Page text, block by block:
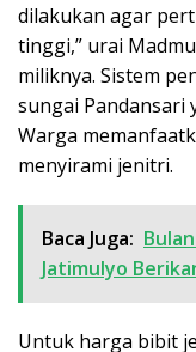
dilakukan agar
tinggi,” urai
miliknya. Sistem
sungai Pandansari
Warga
menyirami jenitri.
Baca Juga:
Jatimulyo
Untuk harga bibit